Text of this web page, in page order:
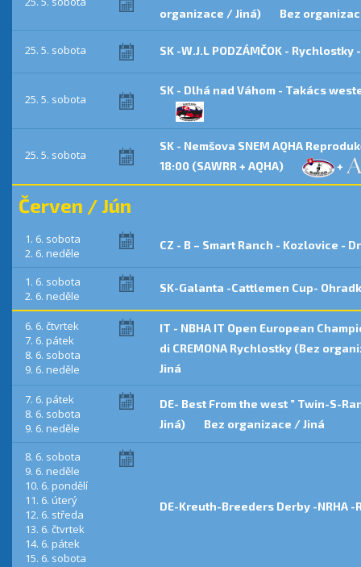
organizace / Jiná)
Bez
25. 5. sobota SK -W.J.L PODZÁMČOK -
25. 5. sobota
SK - Dlhá nad Váhom - Takács
25. 5. sobota
SK - Nemšova SNEM AQHA
18:00 (SAWRR + AQHA)
+
Červen / Jún
1. 6. sobota
2. 6. neděle
CZ - B – Smart Ranch - Kozlovice -
1. 6. sobota
2. 6. neděle
SK-Galanta -Cattlemen Cup-
6. 6. čtvrtek
7. 6. pátek
8. 6. sobota
9. 6. neděle
IT - NBHA IT Open European
di CREMONA Rychlostky (Bez
Jiná
7. 6. pátek
8. 6. sobota
9. 6. neděle
DE- Best From the west ” Twin-S-
Jiná)
Bez organizace / Jiná
8. 6. sobota
9. 6. neděle
10. 6. pondělí
11. 6. úterý
12. 6. středa
13. 6. čtvrtek
14. 6. pátek
15. 6. sobota
DE-Kreuth-Breeders Derby -NRHA -